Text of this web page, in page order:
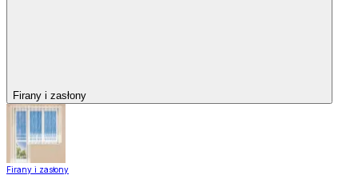
Firany i zasłony
Firany i zasłony